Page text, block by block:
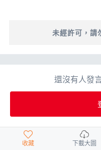
未經許可，請
還沒有人發
收藏 下載大圖